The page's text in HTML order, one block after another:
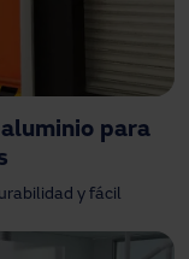
para
y fácil